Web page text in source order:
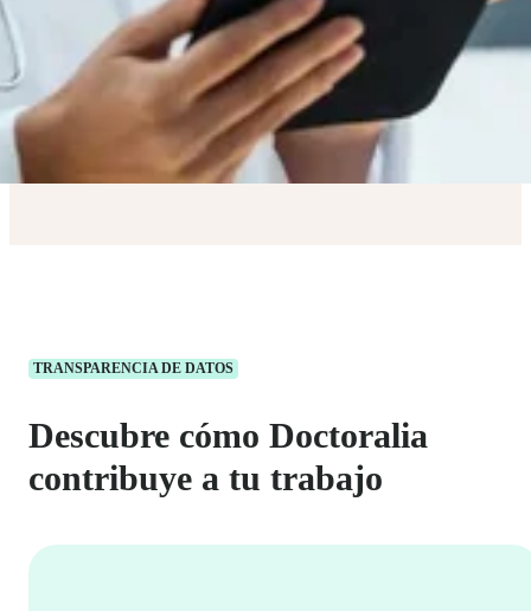
TRANSPARENCIA DE DATOS
Descubre cómo Doctoralia
contribuye a tu trabajo